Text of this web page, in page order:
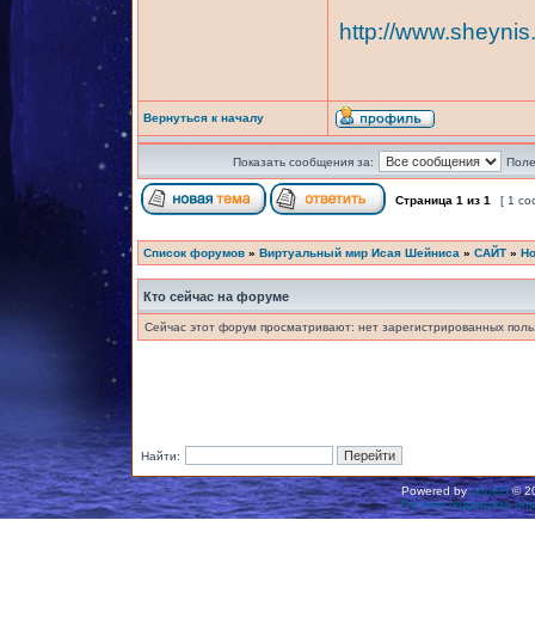
http://
Вернуться к началу
Показать сообщения за:
Страница 1 из 1 [ 1
Список форумов » Виртуальный мир Исая Шейниса » САЙТ »
Кто сейчас на форуме
Сейчас этот форум просматривают: нет зарегистрированных
Найти:
Powered byphpBB©
Русская поддержка